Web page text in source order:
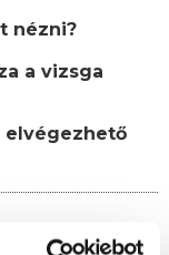
nézni?
a vizsga
elvégezhető